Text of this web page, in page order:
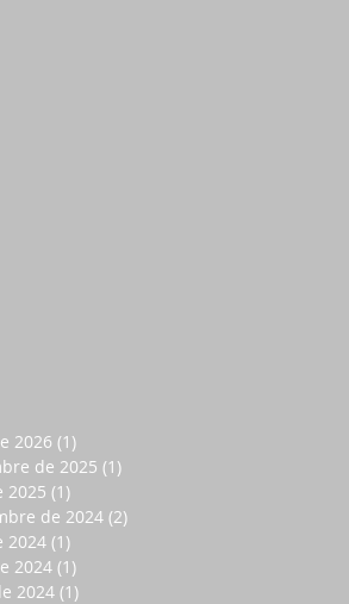
2026 (1)
de 2025 (1)
2025 (1)
de 2024 (2)
2024 (1)
2024 (1)
2024 (1)